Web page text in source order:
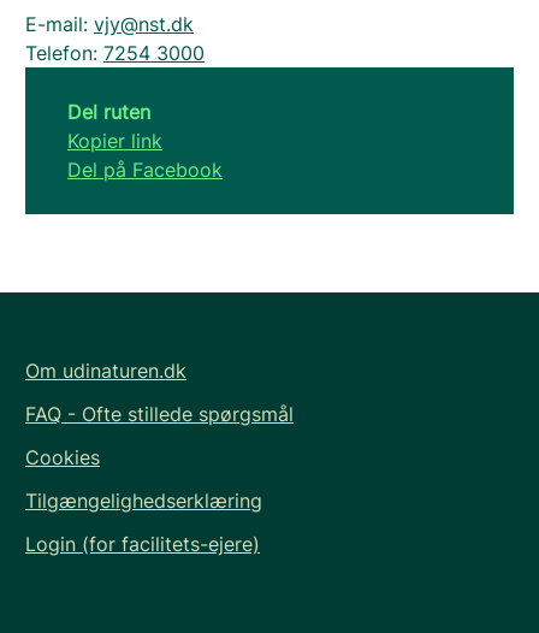
E-mail: vjy@nst.dk
Telefon: 7254 3000
Del ruten
Kopier link
Del på Facebook
Om udinaturen.dk
FAQ - Ofte stillede spørgsmål
Cookies
Tilgængelighedserklæring
Login (for facilitets-ejere)